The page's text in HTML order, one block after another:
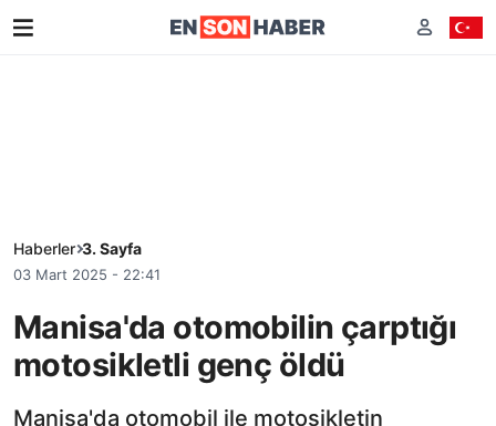
Haberler 3. Sayfa
03 Mart 2025 - 22:41
Manisa'da otomobilin çarptığı
motosikletli genç öldü
Manisa'da otomobil ile motosikletin